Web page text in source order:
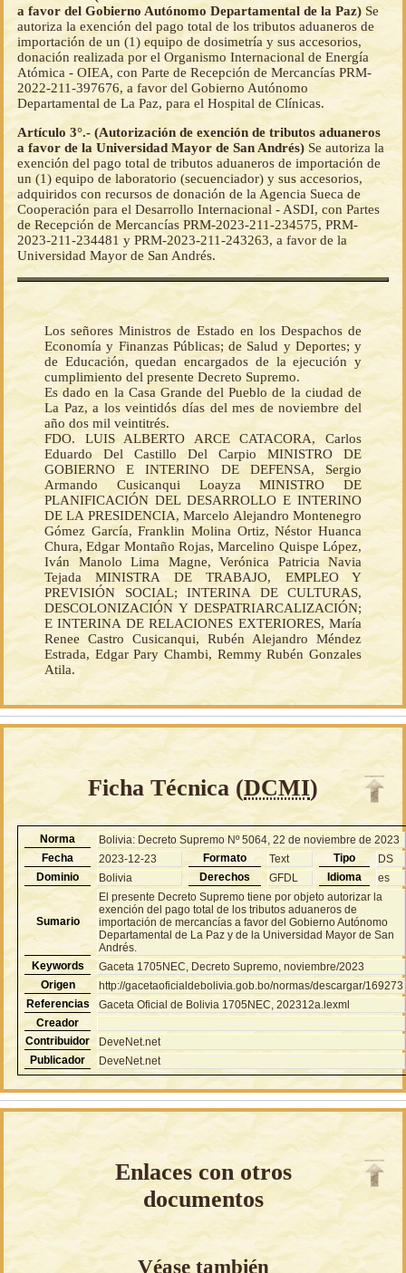
a favor del Gobierno Autónomo Departamental de la Paz) Se
autoriza la exención del pago total de los tributos aduaneros de
importación de un (1) equipo de dosimetría y sus accesorios,
donación realizada por el Organismo Internacional de Energía
Atómica - OIEA, con Parte de Recepción de Mercancías PRM-
2022-211-397676, a favor del Gobierno Autónomo
Departamental de La Paz, para el Hospital de Clínicas.
Artículo 3°.- (Autorización de exención de tributos aduaneros
a favor de la Universidad Mayor de San Andrés) Se autoriza la
exención del pago total de tributos aduaneros de importación de
un (1) equipo de laboratorio (secuenciador) y sus accesorios,
adquiridos con recursos de donación de la Agencia Sueca de
Cooperación para el Desarrollo Internacional - ASDI, con Partes
de Recepción de Mercancías PRM-2023-211-234575, PRM-
2023-211-234481 y PRM-2023-211-243263, a favor de la
Universidad Mayor de San Andrés.
Los señores Ministros de Estado en los Despachos de
Economía y Finanzas Públicas; de Salud y Deportes; y
de Educación, quedan encargados de la ejecución y
cumplimiento del presente Decreto Supremo.
Es dado en la Casa Grande del Pueblo de la ciudad de
La Paz, a los veintidós días del mes de noviembre del
año dos mil veintitrés.
FDO. LUIS ALBERTO ARCE CATACORA, Carlos
Eduardo Del Castillo Del Carpio MINISTRO DE
GOBIERNO E INTERINO DE DEFENSA, Sergio
Armando Cusicanqui Loayza MINISTRO DE
PLANIFICACIÓN DEL DESARROLLO E INTERINO
DE LA PRESIDENCIA, Marcelo Alejandro Montenegro
Gómez García, Franklin Molina Ortiz, Néstor Huanca
Chura, Edgar Montaño Rojas, Marcelino Quispe López,
Iván Manolo Lima Magne, Verónica Patricia Navia
Tejada MINISTRA DE TRABAJO, EMPLEO Y
PREVISIÓN SOCIAL; INTERINA DE CULTURAS,
DESCOLONIZACIÓN Y DESPATRIARCALIZACIÓN;
E INTERINA DE RELACIONES EXTERIORES, María
Renee Castro Cusicanqui, Rubén Alejandro Méndez
Estrada, Edgar Pary Chambi, Remmy Rubén Gonzales
Atila.
Ficha Técnica (DCMI)
Norma
Bolivia: Decreto Supremo Nº 5064, 22 de noviembre de 2023
Fecha
2023-12-23 Formato Text Tipo
DS
Dominio
Bolivia Derechos GFDL Idioma es
Sumario
El presente Decreto Supremo tiene por objeto autorizar la
exención del pago total de los tributos aduaneros de
importación de mercancías a favor del Gobierno Autónomo
Departamental de La Paz y de la Universidad Mayor de San
Andrés.
Keywords
Gaceta 1705NEC, Decreto Supremo, noviembre/2023
Origen
http://gacetaoficialdebolivia.gob.bo/normas/descargar/169273
Referencias
Gaceta Oficial de Bolivia 1705NEC, 202312a.lexml
Creador
Contribuidor
DeveNet.net
Publicador
DeveNet.net
Enlaces con otros
documentos
Véase también